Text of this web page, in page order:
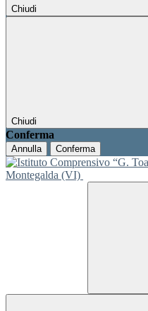
Chiudi
Chiudi
Conferma
Annulla Conferma
Montegalda (VI)